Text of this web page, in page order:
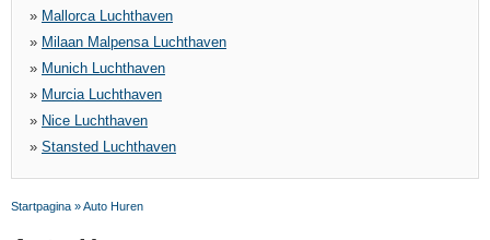
» Mallorca Luchthaven
» Milaan Malpensa Luchthaven
» Munich Luchthaven
» Murcia Luchthaven
» Nice Luchthaven
» Stansted Luchthaven
Startpagina »Auto Huren